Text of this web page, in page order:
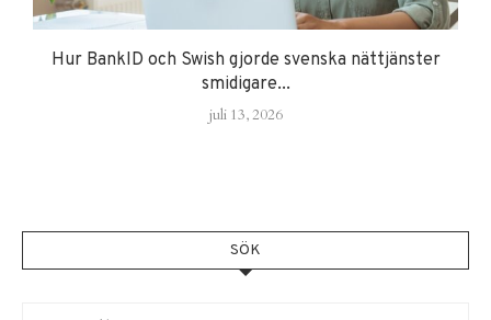
Hur BankID och Swish gjorde svenska nättjänster
smidigare...
juli 13, 2026
SÖK